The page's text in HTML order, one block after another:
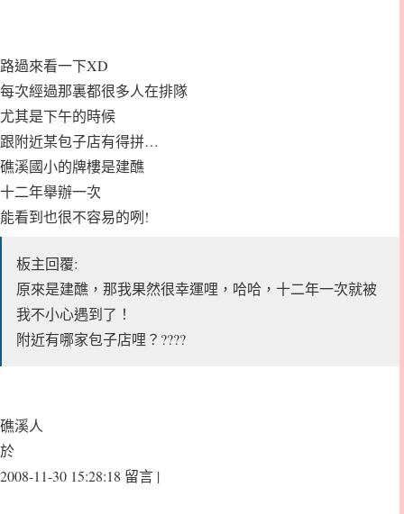
路過來看一下XD
每次經過那裏都很多人在排隊
尤其是下午的時候
跟附近某包子店有得拼…
礁溪國小的牌樓是建醮
十二年舉辦一次
能看到也很不容易的咧!
板主回覆:
原來是建醮，那我果然很幸運哩，哈哈，十二年一次就被
我不小心遇到了！
附近有哪家包子店哩？????
礁溪人
於
2008-11-30 15:28:18 留言 |